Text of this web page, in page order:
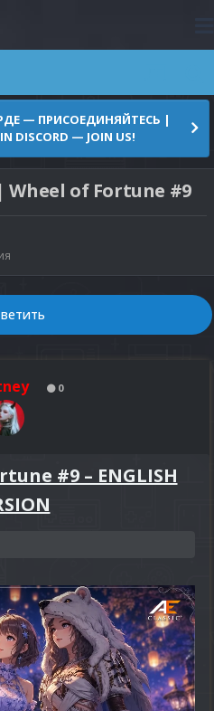
— ПРИСОЕДИНЯЙТЕСЬ |
DISCORD — JOIN US!
Wheel of Fortune #9
0
#9 – ENGLISH